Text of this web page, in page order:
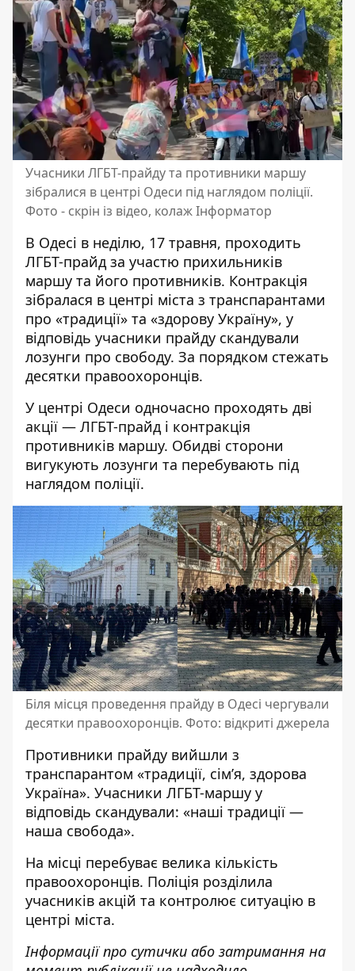
Учасники ЛГБТ-прайду та противники маршу
зібралися в центрі Одеси під наглядом поліції.
Фото - скрін із відео, колаж Інформатор
В Одесі в неділю, 17 травня, проходить
ЛГБТ-прайд за участю прихильників
маршу та його противників. Контракція
зібралася в центрі міста з транспарантами
про «традиції» та «здорову Україну», у
відповідь учасники прайду скандували
лозунги про свободу. За порядком стежать
десятки правоохоронців.
У центрі Одеси одночасно проходять дві
акції — ЛГБТ-прайд і контракція
противників маршу. Обидві сторони
вигукують лозунги та перебувають під
наглядом поліції.
Біля місця проведення прайду в Одесі чергували
десятки правоохоронців. Фото: відкриті джерела
Противники прайду вийшли з
транспарантом «традиції, сім’я, здорова
Україна». Учасники ЛГБТ-маршу у
відповідь скандували: «наші традиції —
наша свобода».
На місці перебуває велика кількість
правоохоронців. Поліція розділила
учасників акцій та контролює ситуацію в
центрі міста.
Інформації про сутички або затримання на